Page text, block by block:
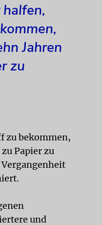
Jahren
zu
zu bekommen,
Papier zu
und